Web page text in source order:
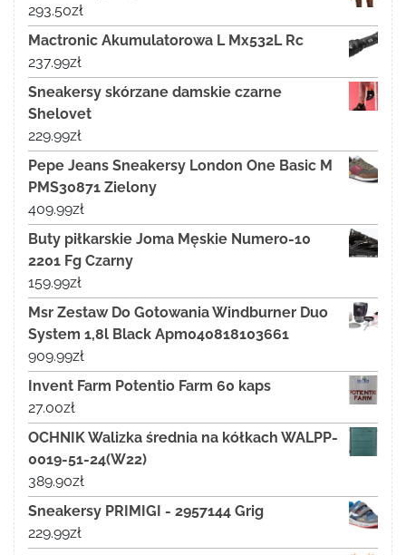
293.50zł
Mactronic Akumulatorowa L Mx532L Rc
237.99zł
Sneakersy skórzane damskie czarne
Shelovet
229.99zł
Pepe Jeans Sneakersy London One Basic M
PMS30871 Zielony
409.99zł
Buty piłkarskie Joma Męskie Numero-10
2201 Fg Czarny
159.99zł
Msr Zestaw Do Gotowania Windburner Duo
System 1,8l Black Apm040818103661
909.99zł
Invent Farm Potentio Farm 60 kaps
27.00zł
OCHNIK Walizka średnia na kółkach WALPP-
0019-51-24(W22)
389.90zł
Sneakersy PRIMIGI - 2957144 Grig
229.99zł